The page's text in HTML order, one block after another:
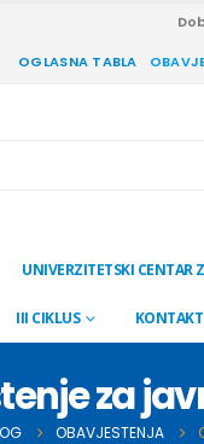
OGLASNA TABLA
UNIVERZITETSKI CENTAR
III CIKLUS KONTAKT
za
OBAVJESTENJA